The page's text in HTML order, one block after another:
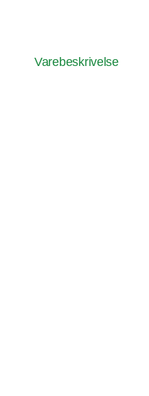
Varebeskrivelse